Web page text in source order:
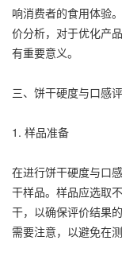
响消费者的食用体验
价分析，对于优化产
有重要意义。
三、饼干硬度与口感
1. 样品准备
在进行饼干硬度与口
干样品。样品应选取
干，以确保评价结果
需要注意，以避免在